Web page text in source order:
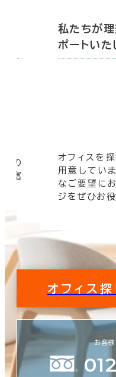
の
豊富
私たちが
ポートいた
オフィスを
用意してい
なご要望に
ジをぜひお役
オフィス
お客様